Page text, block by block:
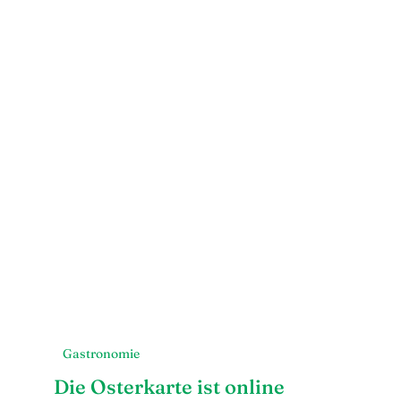
Gastronomie
Die Osterkarte ist online